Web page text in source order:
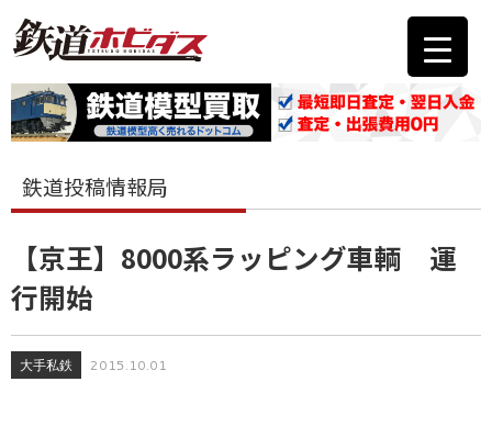
鉄道投稿情報局
【京王】8000系ラッピング車輌 運
行開始
大手私鉄 2015.10.01